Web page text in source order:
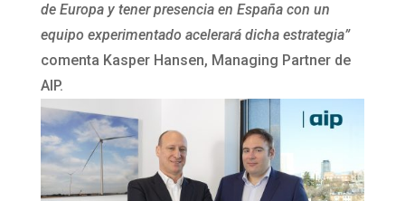
de Europa y tener presencia en España con un
equipo experimentado acelerará dicha estrategia”
comenta Kasper Hansen, Managing Partner de
AIP.